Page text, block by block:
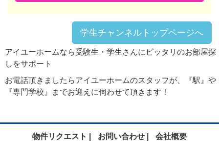
学生チャンネルトップページへ
アイユーホームなら受験生・学生さんにピッタリのお部屋探
しをサポート
お電話頂きましたらアイユーホームのスタッフが、『駅』や
『専門学校』までお迎えに伺わせて頂きます！
物件リクエスト | お問い合わせ | 会社概要